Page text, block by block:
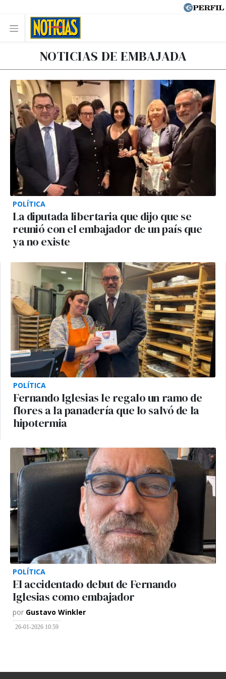
NOTICIAS DE EMBAJADA
POLÍTICA
La diputada libertaria que dijo que se
reunió con el embajador de un país que
ya no existe
POLÍTICA
Fernando Iglesias le regalo un ramo de
flores a la panadería que lo salvó de la
hipotermia
POLÍTICA
El accidentado debut de Fernando
Iglesias como embajador
por Gustavo Winkler
26-01-2026 10:59